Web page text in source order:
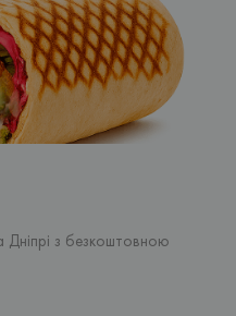
з безкоштовною